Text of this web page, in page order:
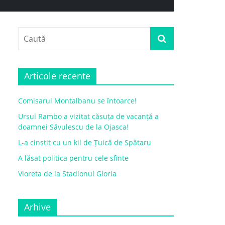
Articole recente
Comisarul Montalbanu se întoarce!
Ursul Rambo a vizitat căsuța de vacanță a
doamnei Săvulescu de la Ojasca!
L-a cinstit cu un kil de Țuică de Spătaru
A lăsat politica pentru cele sfinte
Vioreta de la Stadionul Gloria
Arhive